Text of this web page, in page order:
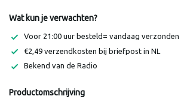
Wat kun je verwachten?
Voor 21:00 uur besteld= vandaag verzonden
€2,49 verzendkosten bij briefpost in NL
Bekend van de Radio
Productomschrijving